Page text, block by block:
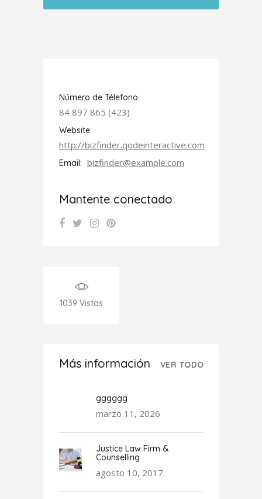
Número de Télefono
84 897 865 (423)
Website:
http://bizfinder.qodeinteractive.com
Email: bizfinder@example.com
Mantente conectado
1039 Vistas
Más información VER TODO
gggggg
marzo 11, 2026
Justice Law Firm &
Counselling
agosto 10, 2017